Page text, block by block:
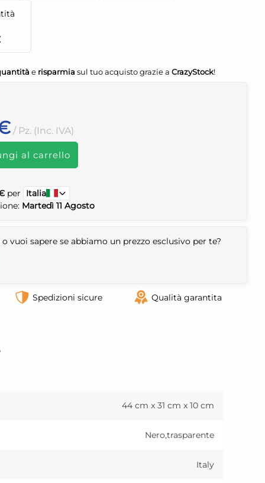
e risparmia sul tuo acquisto grazie a CrazyStock!
/ Pz. (Inc. IVA)
al carrello
per
Italia
Martedì 11 Agosto
vuoi sapere se abbiamo un prezzo esclusivo per te?
Spedizioni sicure Qualità garantita
44 cm x 31 cm x 10 cm
Nero,trasparente
Italy